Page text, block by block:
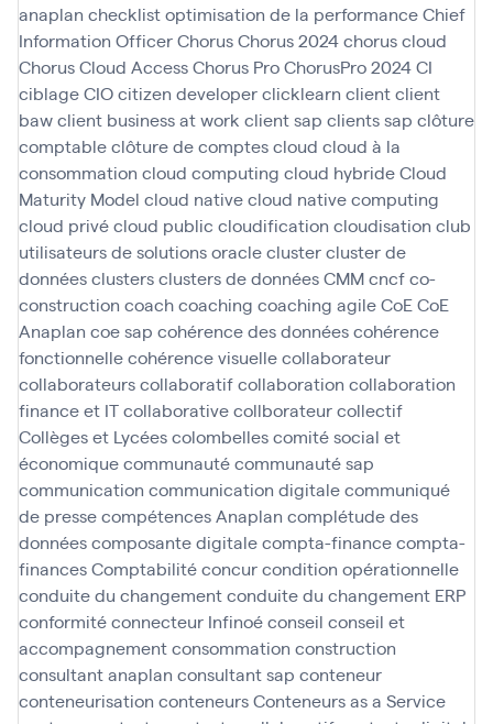
anaplan checklist optimisation de la performanceChief
Information OfficerChorusChorus 2024chorus cloud
Chorus Cloud AccessChorus ProChorusPro 2024CI
ciblageCIOcitizen developerclicklearn clientclient
bawclient business at work client sap clients sap clôture
comptableclôture de comptescloud cloud à la
consommation cloud computing cloud hybrideCloud
Maturity Model cloud nativecloud native computing
cloud privécloud public cloudification cloudisation club
utilisateurs de solutions oracleclustercluster de
donnéesclustersclusters de donnéesCMMcncfco-
construction coachcoaching coaching agileCoECoE
Anaplan coe sap cohérence des donnéescohérence
fonctionnellecohérence visuellecollaborateur
collaborateurscollaboratifcollaboration collaboration
finance et ITcollaborativecollborateurcollectif
Collèges et Lycéescolombellescomité social et
économiquecommunautécommunauté sap
communication communication digitalecommuniqué
de pressecompétences Anaplan complétude des
donnéescomposante digitalecompta-financecompta-
financesComptabilitéconcurcondition opérationnelle
conduite du changementconduite du changement ERP
conformitéconnecteur Infinoéconseil conseil et
accompagnementconsommation construction
consultant anaplan consultant sap conteneur
conteneurisation conteneursConteneurs as a Service